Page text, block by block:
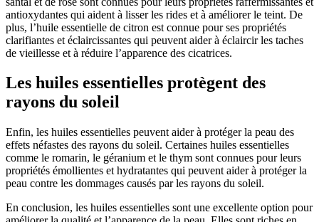
antioxydantes qui aident à lisser les rides et à améliorer le teint. De
plus, l’huile essentielle de citron est connue pour ses propriétés
clarifiantes et éclaircissantes qui peuvent aider à éclaircir les taches
de vieillesse et à réduire l’apparence des cicatrices.
Les huiles essentielles protègent des
rayons du soleil
Enfin, les huiles essentielles peuvent aider à protéger la peau des
effets néfastes des rayons du soleil. Certaines huiles essentielles
comme le romarin, le géranium et le thym sont connues pour leurs
propriétés émollientes et hydratantes qui peuvent aider à protéger la
peau contre les dommages causés par les rayons du soleil.
En conclusion, les huiles essentielles sont une excellente option pour